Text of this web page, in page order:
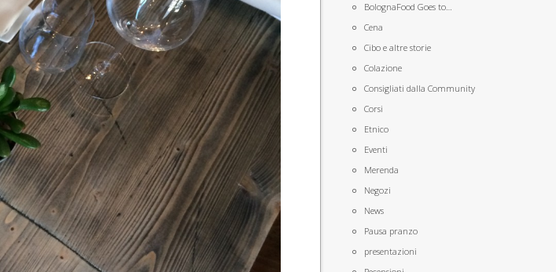
BolognaFood Goes to…
Cena
Cibo e altre storie
Colazione
Consigliati dalla Community
Corsi
Etnico
Eventi
Merenda
Negozi
News
Pausa pranzo
presentazioni